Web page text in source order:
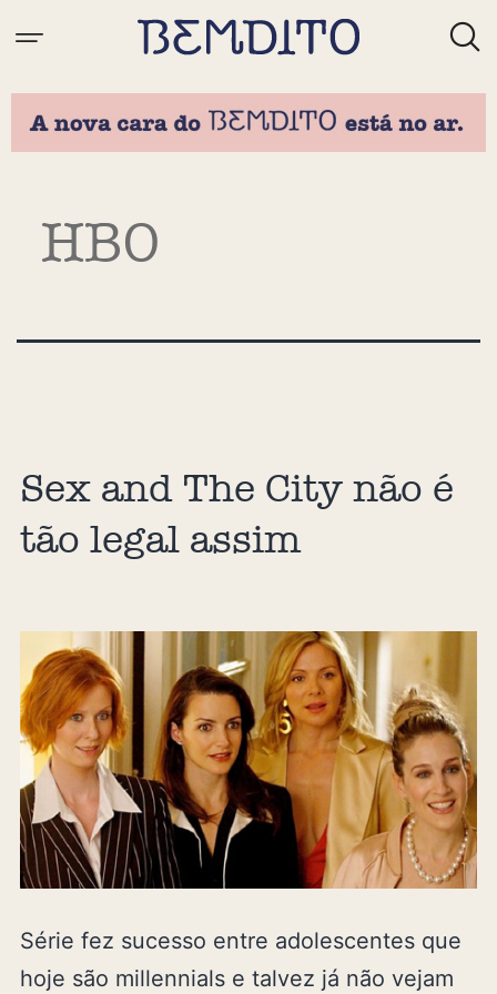
HBO
Sex and The City não é
tão legal assim
Série fez sucesso entre adolescentes que
hoje são millennials e talvez já não vejam